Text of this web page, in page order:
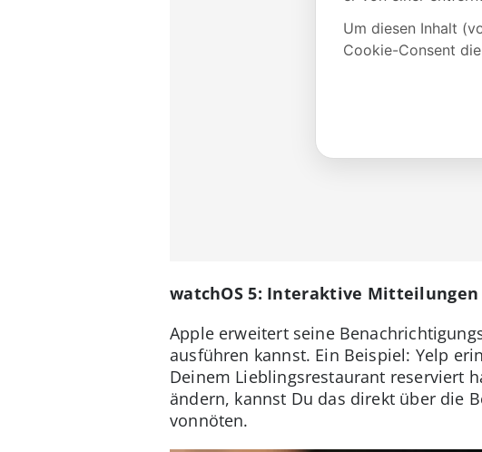
watchOS 5: Interaktive
Apple erweitert seine
ausführen kannst. Ein Beispiel: Yelp
Deinem Lieblingsrestaurant reserviert
ändern, kannst Du das direkt über die
vonnöten.